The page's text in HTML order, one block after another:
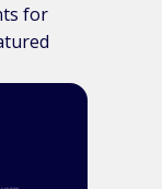
for